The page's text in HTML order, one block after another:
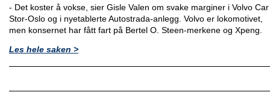
- Det koster å vokse, sier Gisle Valen om svake marginer i Volvo Car
Stor-Oslo og i nyetablerte Autostrada-anlegg. Volvo er lokomotivet,
men konsernet har fått fart på Bertel O. Steen-merkene og Xpeng.
Les hele saken >